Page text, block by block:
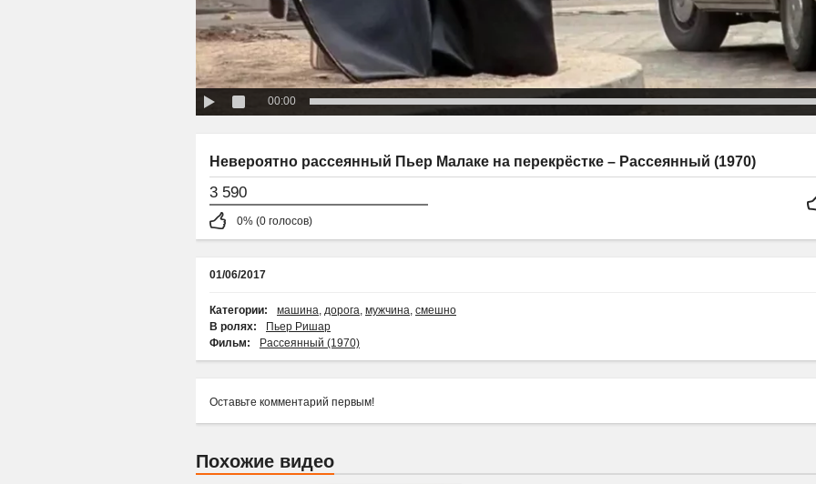
00:00
Невероятно рассеянный Пьер Малаке на перекрёстке – Рассеянный (1970)
3 590
0% (0 голосов)
01/06/2017
Категории: машина, дорога, мужчина, смешно
В ролях:
Пьер Ришар
Фильм:
Рассеянный (1970)
Оставьте комментарий первым!
Похожие видео